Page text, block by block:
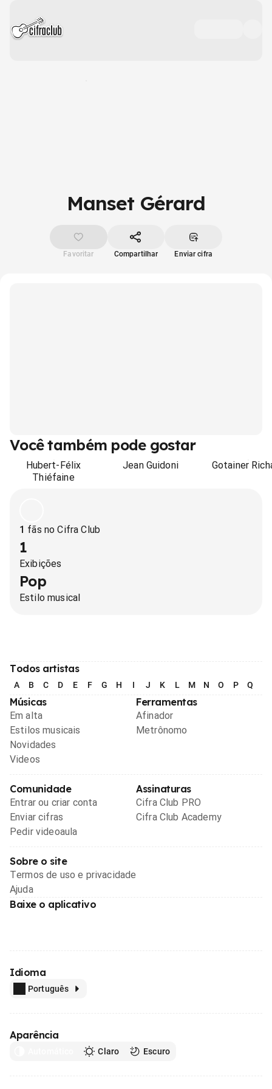
Manset Gérard
Favoritar Compartilhar Enviar cifra
Você também pode gostar
Hubert-Félix
Thiéfaine
Jean Guidoni Gotainer
1 fãs no Cifra Club
1
Exibições
Pop
Estilo musical
Todos artistas
A B C D E F G H I J K L M N O P Q
Músicas
Em alta
Estilos musicais
Novidades
Videos
Ferramentas
Afinador
Metrônomo
Comunidade
Entrar ou criar conta
Enviar cifras
Pedir videoaula
Assinaturas
Cifra Club PRO
Cifra Club Academy
Sobre o site
Termos de uso e privacidade
Ajuda
Baixe o aplicativo
Idioma
Português
Aparência
Claro Escuro